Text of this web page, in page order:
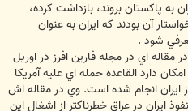
به پاكستان بروند، بازداشت كرده،
آن بودند كه ايران به عنوان
شود .
اي در مجله فارين افرز در اوريل
دارد القاعده حمله اي عليه آمريكا
ايران انجام شده است. وي در مقاله اش
ايران در عراق خطرناكتر از اشغال اين